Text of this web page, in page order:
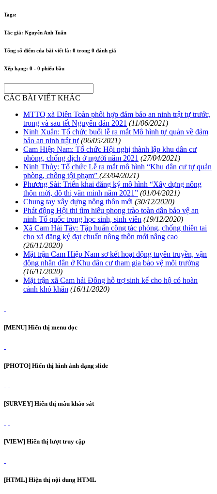
Tags:
Tác giả: Nguyễn Anh Tuấn
Tổng số điểm của bài viết là: 0 trong 0 đánh giá
Xếp hạng: 0 - 0 phiếu bầu
CÁC BÀI VIẾT KHÁC
MTTQ xã Diên Toàn phối hợp đảm bảo an ninh trật tự trước,
trong và sau tết Nguyên đán 2021 (11/06/2021)
Ninh Xuân: Tổ chức buổi lễ ra mắt Mô hình tự quản về đảm
bảo an ninh trật tự (06/05/2021)
Cam Hiệp Nam: Tổ chức Hội nghị thành lập khu dân cư
phòng, chống dịch ở người năm 2021 (27/04/2021)
Ninh Thủy: Tổ chức Lễ ra mắt mô hình “Khu dân cư tự quản
phòng, chống tội phạm” (23/04/2021)
Phương Sài: Triển khai đăng ký mô hình “Xây dựng nông
thôn mới, đô thị văn minh năm 2021” (01/04/2021)
Chung tay xây dựng nông thôn mới (30/12/2020)
Phát động Hội thi tìm hiểu phong trào toàn dân bảo vệ an
ninh Tổ quốc trong học sinh, sinh viên (19/12/2020)
Xã Cam Hải Tây: Tập huấn công tác phòng, chống thiên tai
cho xã đăng ký đạt chuẩn nông thôn mới nâng cao
(26/11/2020)
Mặt trận Cam Hiệp Nam sơ kết hoạt động tuyên truyền, vận
động nhân dân ở Khu dân cư tham gia bảo vệ môi trường
(16/11/2020)
Mặt trận xã Cam hải Đông hỗ trợ sinh kế cho hộ có hoàn
cảnh khó khăn (16/11/2020)
[MENU] Hiển thị menu dọc
[PHOTO] Hiển thị hình ảnh dạng slide
[SURVEY] Hiển thị mẫu khảo sát
[VIEW] Hiển thị lượt truy cập
[HTML] Hiện thị nội dung HTML